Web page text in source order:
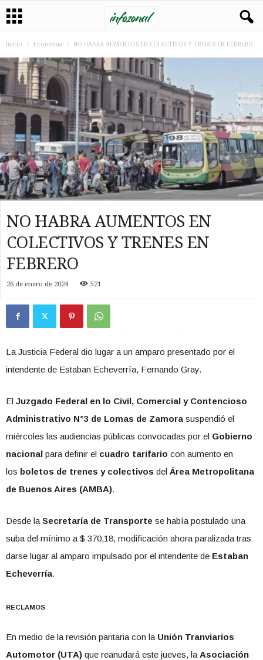
Inicio Economia NO HABRA AUMENTOS EN COLECTIVOS Y TRENES EN FEBRERO
NO HABRA AUMENTOS EN
COLECTIVOS Y TRENES EN
FEBRERO
26 de enero de 2024 521
La Justicia Federal dio lugar a un amparo presentado por el
intendente de Estaban Echeverría, Fernando Gray.
El Juzgado Federal en lo Civil, Comercial y Contencioso
Administrativo N°3 de Lomas de Zamora suspendió el
miércoles las audiencias públicas convocadas por el Gobierno
nacional para definir el cuadro tarifario con aumento en
los boletos de trenes y colectivos del Área Metropolitana
de Buenos Aires (AMBA).
Desde la Secretaría de Transporte se había postulado una
suba del mínimo a $ 370,18, modificación ahora paralizada tras
darse lugar al amparo impulsado por el intendente de Estaban
Echeverría.
RECLAMOS
En medio de la revisión paritaria con la Unión Tranviarios
Automotor (UTA) que reanudará este jueves, la Asociación